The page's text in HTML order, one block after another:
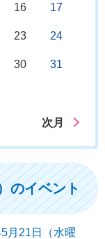
16 17
23 24
30 31
次月
のイベント
月21日（水曜